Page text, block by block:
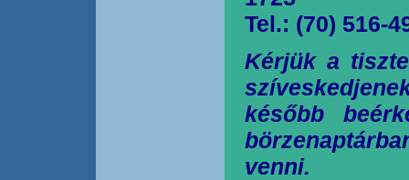
Tel.: (70) 516-
Kérjük a
később
venni.